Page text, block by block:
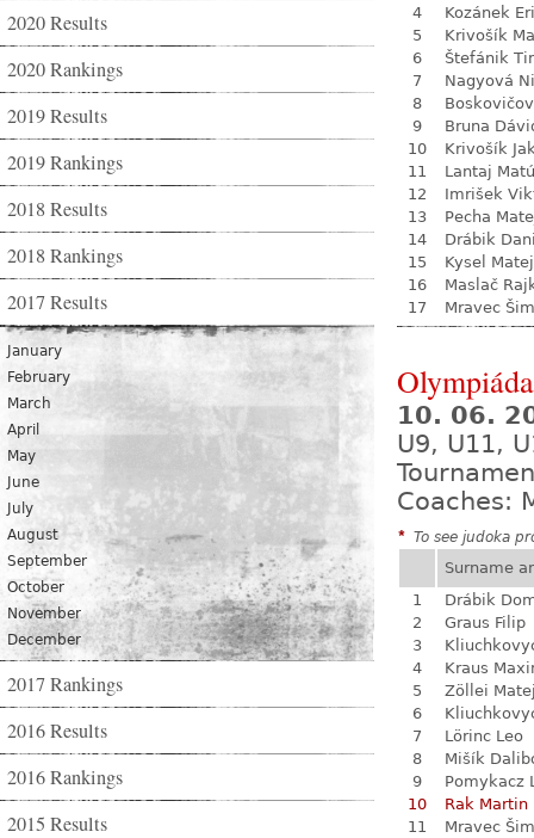
2020 Results
2020 Rankings
2019 Results
2019 Rankings
2018 Results
2018 Rankings
2017 Results
January
February
March
April
May
June
July
August
September
October
November
December
2017 Rankings
2016 Results
2016 Rankings
2015 Results
4
Kozánek
5
Krivošík
6
Štefánik
7
Nagyová
8
9
Bruna
10
Krivošík
11
Lantaj
12
Imrišek
13
Pecha
14
Drábik
15
Kysel Matej
16
Maslač
17
Mravec
10. 06.
U9, U11,
Coaches:
* To see judoka
Surname
1
Drábik
2
Graus Filip
3
4
Kraus
5
Zöllei
6
7
Lörinc Leo
8
Mišík
9
Pomykacz
10
Rak Martin
11
Mravec